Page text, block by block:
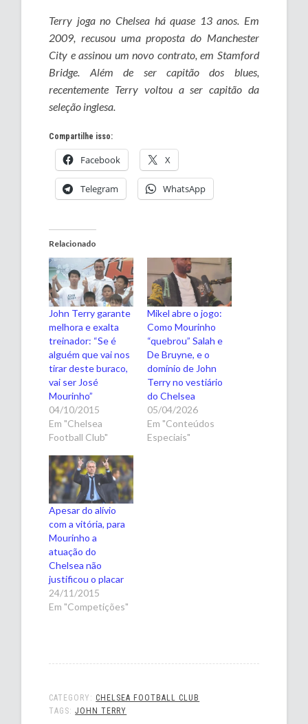
Terry joga no Chelsea há quase 13 anos. Em
2009, recusou uma proposta do Manchester
City e assinou um novo contrato, em Stamford
Bridge. Além de ser capitão dos blues,
recentemente Terry voltou a ser capitão da
seleção inglesa.
Compartilhe isso:
Facebook X
Telegram WhatsApp
Relacionado
John Terry garante
melhora e exalta
treinador: “Se é
alguém que vai nos
tirar deste buraco,
vai ser José
Mourinho”
04/10/2015
Em "Chelsea
Football Club"
Mikel abre o jogo:
Como Mourinho
“quebrou” Salah e
De Bruyne, e o
domínio de John
Terry no vestiário
do Chelsea
05/04/2026
Em "Conteúdos
Especiais"
Apesar do alívio
com a vitória, para
Mourinho a
atuação do
Chelsea não
justificou o placar
24/11/2015
Em "Competições"
CATEGORY: CHELSEA FOOTBALL CLUB
TAGS:JOHN TERRY